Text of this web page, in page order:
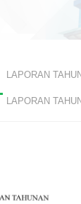
LAPORAN
LAPORAN